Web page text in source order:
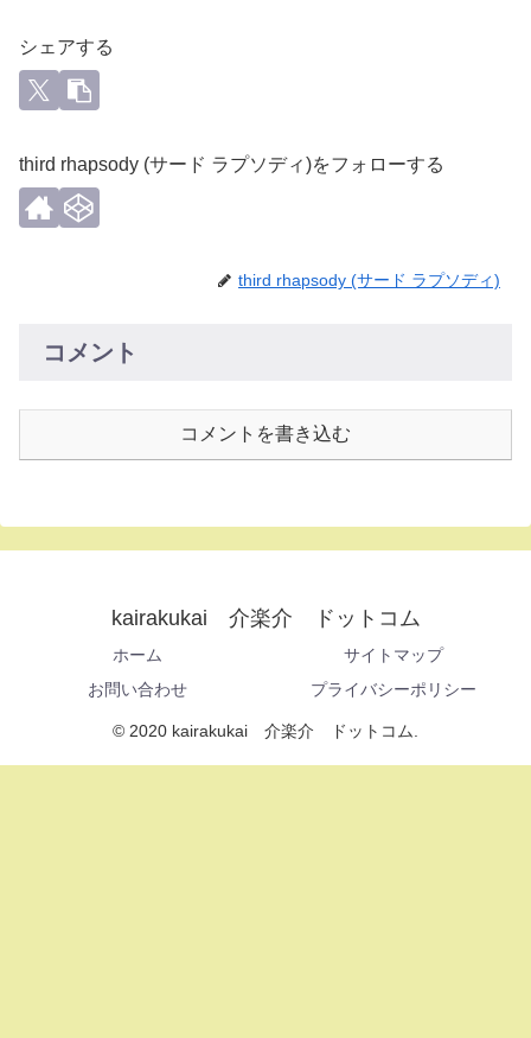
シェアする
third rhapsody (サード ラプソディ)をフォローする
third rhapsody (サード ラプソディ)
コメント
コメントを書き込む
kairakukai 介楽介 ドットコム
ホーム
サイトマップ
お問い合わせ
プライバシーポリシー
© 2020 kairakukai 介楽介 ドットコム.